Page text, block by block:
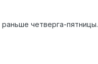
четверга-пятницы.